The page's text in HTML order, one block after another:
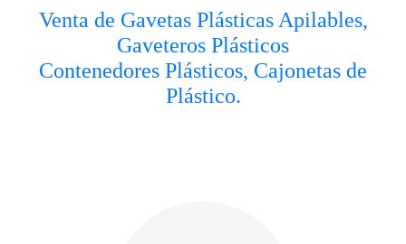
Venta de Gavetas Plásticas Apilables,
Gaveteros Plásticos
Contenedores Plásticos, Cajonetas de
Plástico.